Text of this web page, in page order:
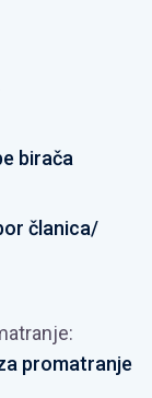
birača
članica/
promatranje